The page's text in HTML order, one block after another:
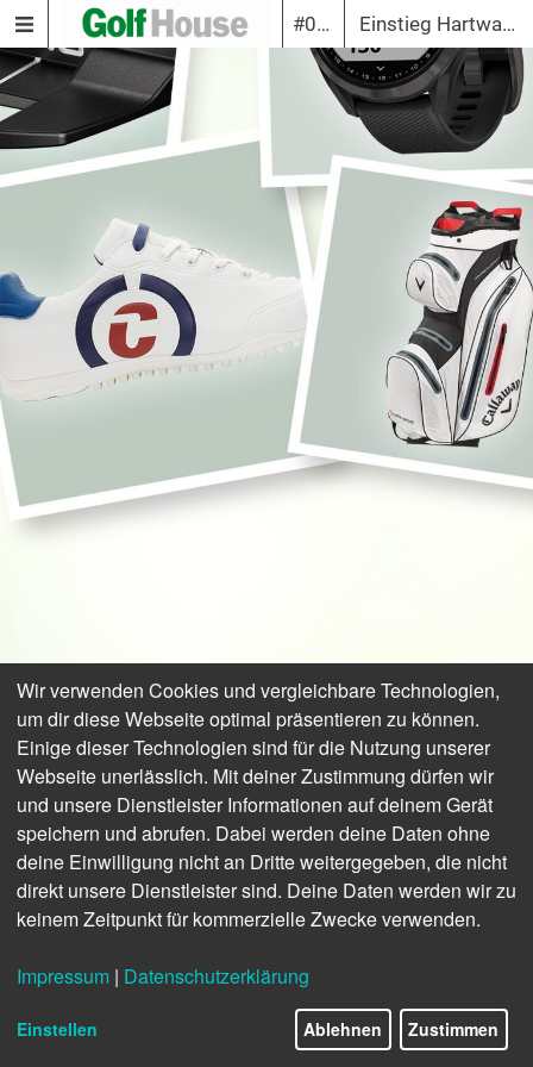
#03 | 2021 Einstieg Hartware, Schlaeger & Equipment
EINE PERFEKTE SAISON
BRAUCHT PERFEKTES
EQUIPMENT
JETZT ENTDECKEN!
Jetzt durch die neuesten Equipment-Trends
klicken und für die gesamte Auswahl aller
Top-Marken inspirieren lassen!
Wir verwenden Cookies und vergleichbare Technologien,
um dir diese Webseite optimal präsentieren zu können.
Einige dieser Technologien sind für die Nutzung unserer
Webseite unerlässlich. Mit deiner Zustimmung dürfen wir
und unsere Dienstleister Informationen auf deinem Gerät
speichern und abrufen. Dabei werden deine Daten ohne
deine Einwilligung nicht an Dritte weitergegeben, die nicht
direkt unsere Dienstleister sind. Deine Daten werden wir zu
keinem Zeitpunkt für kommerzielle Zwecke verwenden.
Impressum | Datenschutzerklärung
Einstellen Ablehnen Zustimmen